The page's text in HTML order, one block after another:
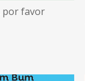
por favor